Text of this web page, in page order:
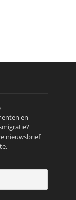
en
nieuwsbrief